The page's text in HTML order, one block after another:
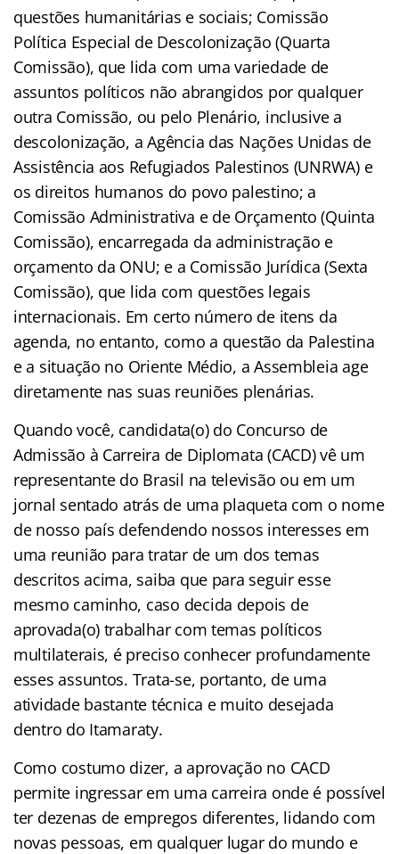
questões humanitárias e sociais; Comissão
Política Especial de Descolonização (Quarta
Comissão), que lida com uma variedade de
assuntos políticos não abrangidos por qualquer
outra Comissão, ou pelo Plenário, inclusive a
descolonização, a Agência das Nações Unidas de
Assistência aos Refugiados Palestinos (UNRWA) e
os direitos humanos do povo palestino; a
Comissão Administrativa e de Orçamento (Quinta
Comissão), encarregada da administração e
orçamento da ONU; e a Comissão Jurídica (Sexta
Comissão), que lida com questões legais
internacionais. Em certo número de itens da
agenda, no entanto, como a questão da Palestina
e a situação no Oriente Médio, a Assembleia age
diretamente nas suas reuniões plenárias.
Quando você, candidata(o) do Concurso de
Admissão à Carreira de Diplomata (CACD) vê um
representante do Brasil na televisão ou em um
jornal sentado atrás de uma plaqueta com o nome
de nosso país defendendo nossos interesses em
uma reunião para tratar de um dos temas
descritos acima, saiba que para seguir esse
mesmo caminho, caso decida depois de
aprovada(o) trabalhar com temas políticos
multilaterais, é preciso conhecer profundamente
esses assuntos. Trata-se, portanto, de uma
atividade bastante técnica e muito desejada
dentro do Itamaraty.
Como costumo dizer, a aprovação no CACD
permite ingressar em uma carreira onde é possível
ter dezenas de empregos diferentes, lidando com
novas pessoas, em qualquer lugar do mundo e